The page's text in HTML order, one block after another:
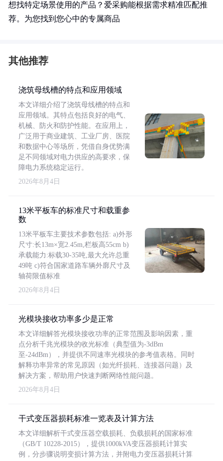
想找特定场景使用的产品？爱采购能根据需求精准匹配推
荐。为您找到您心中的专属商品
其他推荐
浇筑母线槽的特点和应用领域
本文详细介绍了浇筑母线槽的特点和
应用领域。其特点包括良好的电气、
机械、防火和防护性能。在应用上，
广泛用于商业建筑、工业厂房、医院
和数据中心等场所，凭借自身优势满
足不同领域对电力供应的高要求，保
障电力系统稳定运行。
2026年8月4日
13米平板车的标准尺寸和载重参
数
13米平板车主要技术参数包括: a)外形
尺寸:长13m×宽2.45m,栏板高55cm b)
承载能力:标载30-35吨,最大允许总重
49吨 c)符合国家道路车辆外廓尺寸及
轴荷限值标准
2026年8月4日
光模块接收功率多少是正常
本文详细解答光模块接收功率的正常范围及影响因素，重
点分析千兆光模块的收光标准（典型值为-3dBm
至-24dBm），并提供不同速率光模块的参考值表格。同时
解释功率异常的常见原因（如光纤损耗、连接器问题）及
解决方案，帮助用户快速判断网络性能问题。
2026年8月4日
干式变压器损耗标准一览表及计算方法
本文详细解析干式变压器空载损耗、负载损耗的国家标准
（GB/T 10228-2015），提供1000kVA变压器损耗计算实
例，分步骤说明变损计算方法，并附电力变压器损耗计算